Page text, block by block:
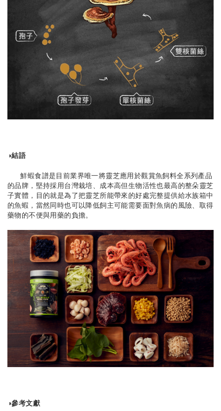
◑結語
鮮蝦食譜是目前業界唯一將靈芝應用於觀賞魚飼料全系列產品
的品牌，堅持採用台灣栽培、成本高但生物活性也最高的整朵靈芝
子實體，目的就是為了把靈芝所能帶來的好處完整提供給水族箱中
的魚蝦，當然同時也可以降低飼主可能需要面對魚病的風險、取得
藥物的不便與用藥的負擔。
◑參考文獻